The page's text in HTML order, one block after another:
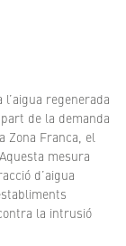
regenerada
de la demanda
Zona Franca, el
mesura
d’aigua
la intrusió